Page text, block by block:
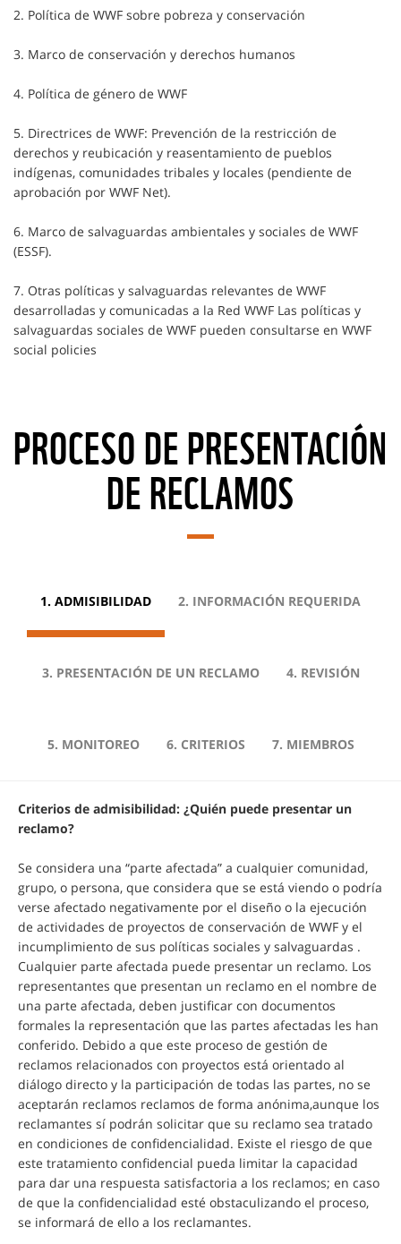
2. Política de WWF sobre pobreza y conservación
3. Marco de conservación y derechos humanos
4. Política de género de WWF
5. Directrices de WWF: Prevención de la restricción de
derechos y reubicación y reasentamiento de pueblos
indígenas, comunidades tribales y locales (pendiente de
aprobación por WWF Net).
6. Marco de salvaguardas ambientales y sociales de WWF
(ESSF).
7. Otras políticas y salvaguardas relevantes de WWF
desarrolladas y comunicadas a la Red WWF Las políticas y
salvaguardas sociales de WWF pueden consultarse en WWF
social policies
PROCESO DE PRESENTACIÓN
DE RECLAMOS
1. ADMISIBILIDAD 2. INFORMACIÓN REQUERIDA
3. PRESENTACIÓN DE UN RECLAMO 4. REVISIÓN
5. MONITOREO 6. CRITERIOS 7. MIEMBROS
Criterios de admisibilidad: ¿Quién puede presentar un
reclamo?
Se considera una “parte afectada” a cualquier comunidad,
grupo, o persona, que considera que se está viendo o podría
verse afectado negativamente por el diseño o la ejecución
de actividades de proyectos de conservación de WWF y el
incumplimiento de sus políticas sociales y salvaguardas .
Cualquier parte afectada puede presentar un reclamo. Los
representantes que presentan un reclamo en el nombre de
una parte afectada, deben justificar con documentos
formales la representación que las partes afectadas les han
conferido. Debido a que este proceso de gestión de
reclamos relacionados con proyectos está orientado al
diálogo directo y la participación de todas las partes, no se
aceptarán reclamos reclamos de forma anónima,aunque los
reclamantes sí podrán solicitar que su reclamo sea tratado
en condiciones de confidencialidad. Existe el riesgo de que
este tratamiento confidencial pueda limitar la capacidad
para dar una respuesta satisfactoria a los reclamos; en caso
de que la confidencialidad esté obstaculizando el proceso,
se informará de ello a los reclamantes.